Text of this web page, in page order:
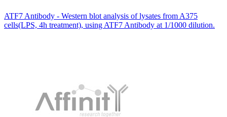
ATF7 Antibody - Western blot analysis of lysates from A375
cells(LPS, 4h treatment), using ATF7 Antibody at 1/1000 dilution.